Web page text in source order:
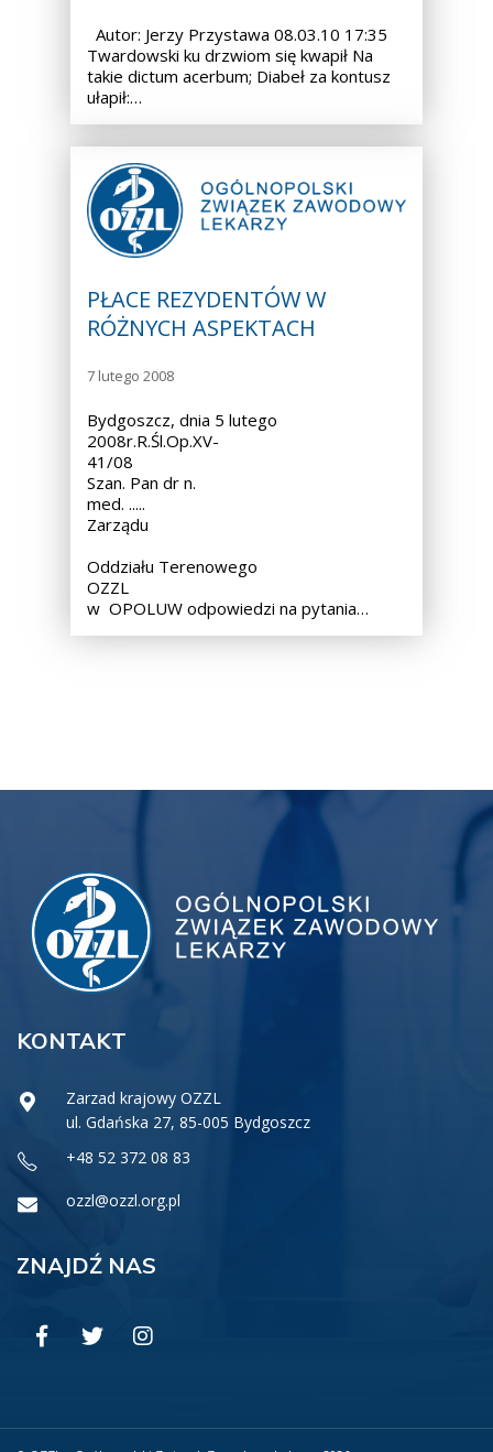
Autor: Jerzy Przystawa 08.03.10 17:35
Twardowski ku drzwiom się kwapił Na
takie dictum acerbum; Diabeł za kontusz
ułapił:…
PŁACE REZYDENTÓW W
RÓŻNYCH ASPEKTACH
7 lutego 2008
Bydgoszcz, dnia 5 lutego
2008r.R.Śl.Op.XV-
41/08
Szan. Pan dr n.
med. .....
Zarządu
Oddziału Terenowego
OZZL
w OPOLUW odpowiedzi na pytania…
KONTAKT
Zarzad krajowy OZZL
ul. Gdańska 27, 85-005 Bydgoszcz
+48 52 372 08 83
ozzl@ozzl.org.pl
ZNAJDŹ NAS